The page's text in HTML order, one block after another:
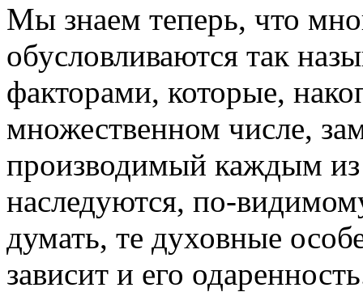
Мы знаем теперь, что
обусловливаются так
факторами, которые,
множественном числе,
производимый каждым из
наследуются, по-
думать, те духовные
зависит и его